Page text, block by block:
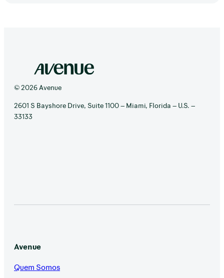
© 2026 Avenue
2601 S Bayshore Drive, Suite 1100 – Miami, Florida – U.S. –
33133
Avenue
Quem Somos